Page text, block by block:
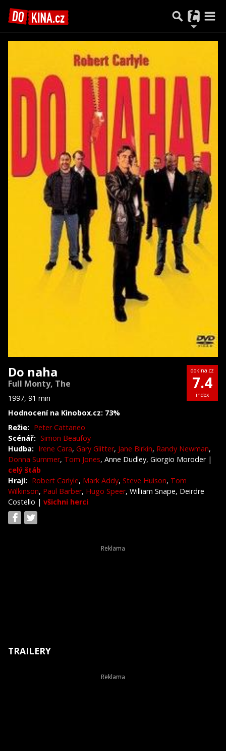
Do naha
Full Monty, The
1997, 91 min
Hodnocení na Kinobox.cz: 73%
dokina.cz
7.4
index
Režie: Peter Cattaneo
Scénář: Simon Beaufoy
Hudba: Irene Cara, Gary Glitter, Jane Birkin, Randy Newman,
Donna Summer, Tom Jones, Anne Dudley, Giorgio Moroder |
celý štáb
Hrají: Robert Carlyle, Mark Addy, Steve Huison, Tom
Wilkinson, Paul Barber, Hugo Speer, William Snape, Deirdre
Costello | všichni herci
TRAILERY